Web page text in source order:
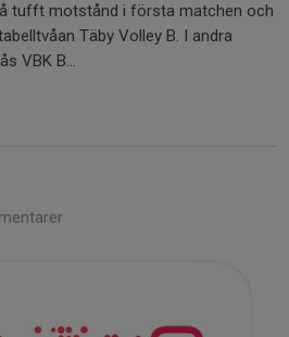
tufft motstånd i första matchen och
Täby Volley B. I andra
VBK B...